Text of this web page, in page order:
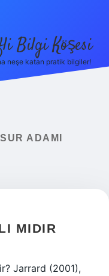
Bilgi Köşesi
neşe katan pratik bilgiler!
ADAMI
MIDIR
Jarrard (2001),